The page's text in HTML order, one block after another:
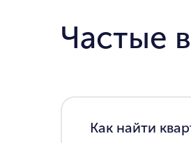
Частые
Как найти